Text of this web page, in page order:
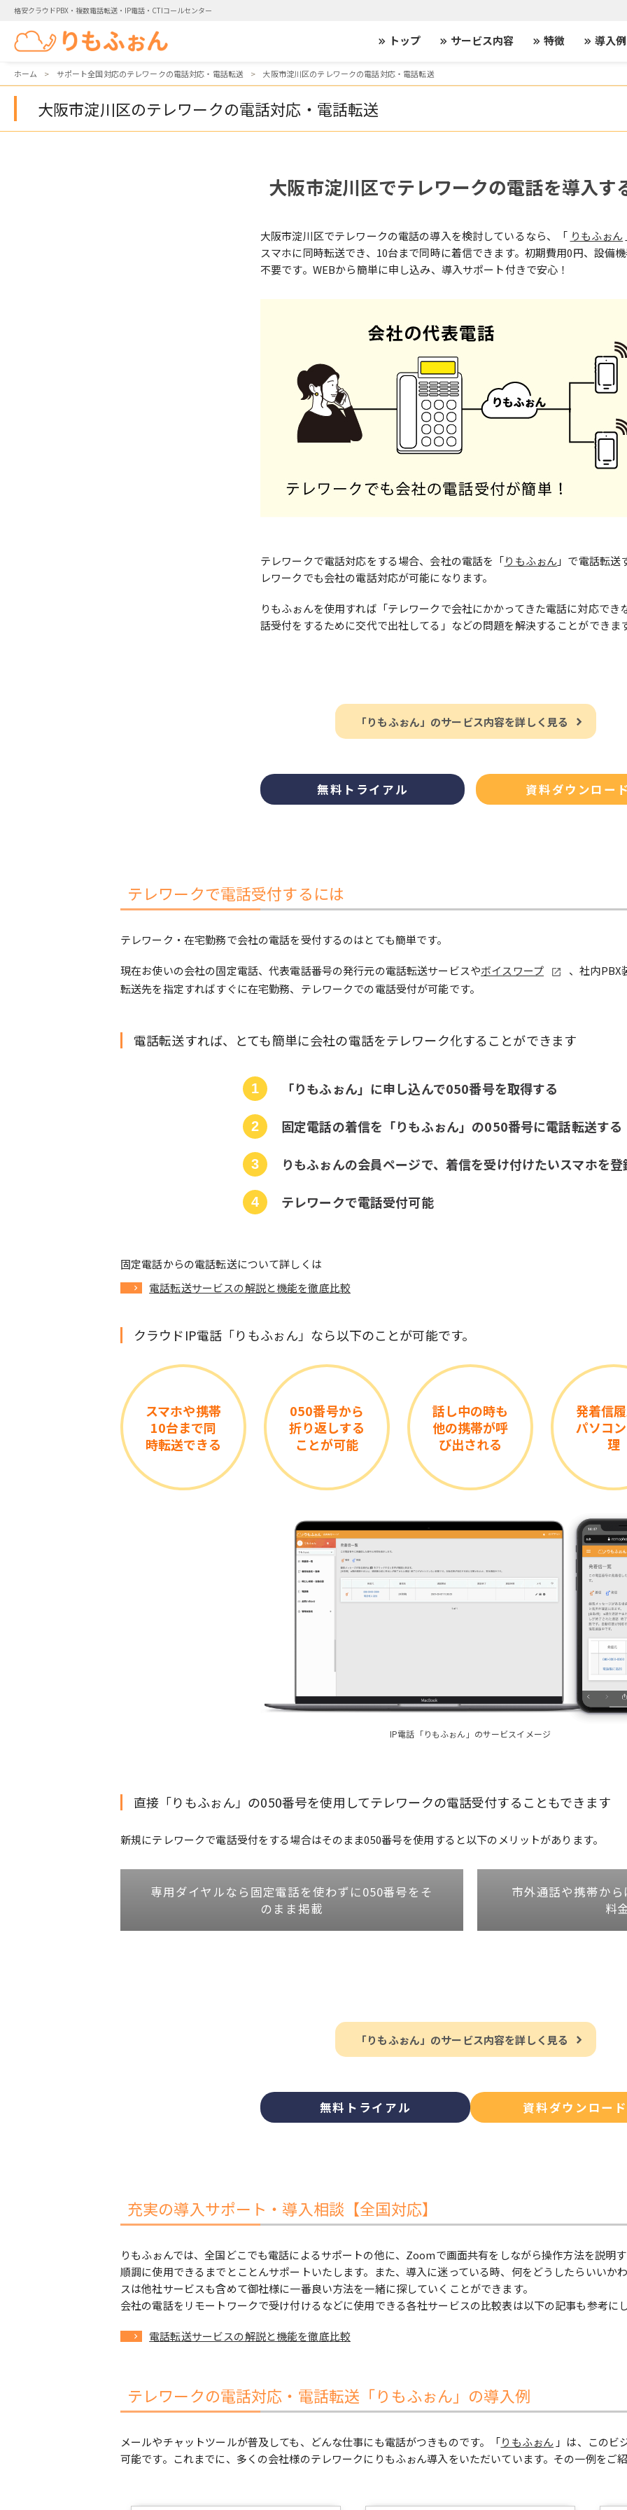
格安クラウドPBX・複数電話転送・IP電話・CTIコールセンター
keyboard_double_arrow_right トップ keyboard_double_arrow_right サービス内容 keyboard_double_arrow_right 特徴 keyboard_double_arrow_right 導入例
ホーム サポート全国対応のテレワークの電話対応・電話転送 大阪市淀川区のテレワークの電話対応・電話転送
大阪市淀川区のテレワークの電話対応・電話転送
大阪市淀川区でテレワークの電話を導入す
大阪市淀川区でテレワークの電話の導入を検討しているなら、「 りもふぉん
スマホに同時転送でき、10台まで同時に着信できます。初期費用0円、設備
不要です。WEBから簡単に申し込み、導入サポート付きで安心！
テレワークで電話対応をする場合、会社の電話を「りもふぉん」で電話転送
レワークでも会社の電話対応が可能になります。
りもふぉんを使用すれば「テレワークで会社にかかってきた電話に対応でき
話受付をするために交代で出社してる」などの問題を解決することができま
「りもふぉん」のサービス内容を詳しく見る
無料トライアル 資料ダウンロー
テレワークで電話受付するには
テレワーク・在宅勤務で会社の電話を受付するのはとても簡単です。
現在お使いの会社の固定電話、代表電話番号の発行元の電話転送サービスやボイスワープ
、社内PBX
転送先を指定すればすぐに在宅勤務、テレワークでの電話受付が可能です。
電話転送すれば、とても簡単に会社の電話をテレワーク化することができます
「りもふぉん」に申し込んで050番号を取得する
固定電話の着信を「りもふぉん」の050番号に電話転送する
りもふぉんの会員ページで、着信を受け付けたいスマホを登
テレワークで電話受付可能
固定電話からの電話転送について詳しくは
電話転送サービスの解説と機能を徹底比較
クラウドIP電話「りもふぉん」なら以下のことが可能です。
スマホや携帯
10台まで同
時転送できる
050番号から
折り返しする
ことが可能
話し中の時も
他の携帯が呼
び出される
発着信
パソコ
理
IP電話「りもふぉん」のサービスイメージ
直接「りもふぉん」の050番号を使用してテレワークの電話受付することもできます
新規にテレワークで電話受付をする場合はそのまま050番号を使用すると以下のメリットがあります。
専用ダイヤルなら固定電話を使わずに050番号をそ
のまま掲載
市外通話や携帯か
料
「りもふぉん」のサービス内容を詳しく見る
無料トライアル 資料ダウンロード
充実の導入サポート・導入相談【全国対応】
りもふぉんでは、全国どこでも電話によるサポートの他に、Zoomで画面共有をしながら操作方法を説明
順調に使用できるまでとことんサポートいたします。また、導入に迷っている時、何をどうしたらいいか
スは他社サービスも含めて御社様に一番良い方法を一緒に探していくことができます。
会社の電話をリモートワークで受け付けるなどに使用できる各社サービスの比較表は以下の記事も参考に
電話転送サービスの解説と機能を徹底比較
テレワークの電話対応・電話転送「りもふぉん」の導入例
メールやチャットツールが普及しても、どんな仕事にも電話がつきものです。「りもふぉん 」は、このビ
可能です。これまでに、多くの会社様のテレワークにりもふぉん導入をいただいています。その一例をご